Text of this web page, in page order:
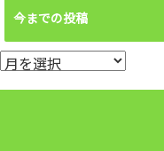
今までの投稿
今